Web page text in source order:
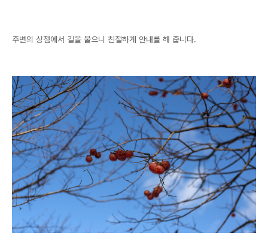
주변의 상점에서 길을 물으니 친절하게 안내를 해 줍니다.